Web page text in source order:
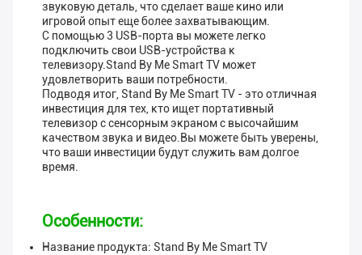
звуковую деталь, что сделает ваше кино или
игровой опыт еще более захватывающим.
С помощью 3 USB-порта вы можете легко
подключить свои USB-устройства к
телевизору.Stand By Me Smart TV может
удовлетворить ваши потребности.
Подводя итог, Stand By Me Smart TV - это отличная
инвестиция для тех, кто ищет портативный
телевизор с сенсорным экраном с высочайшим
качеством звука и видео.Вы можете быть уверены,
что ваши инвестиции будут служить вам долгое
время.
Особенности:
Название продукта: Stand By Me Smart TV